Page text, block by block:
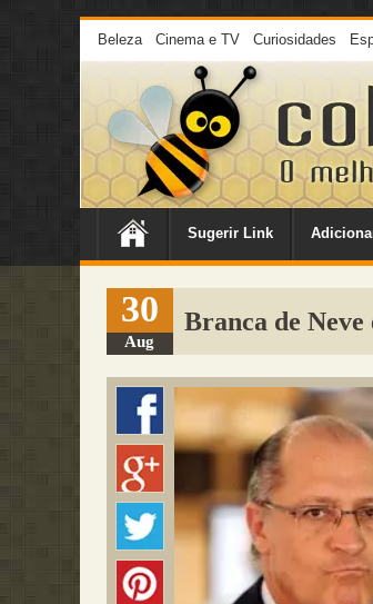
Beleza Cinema e TV Curiosidades
Sugerir Link
30
Aug
Branca de